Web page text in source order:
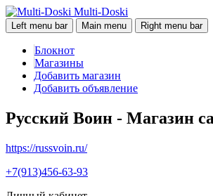
Multi-Doski
Left menu bar Main menu Right menu bar
Блокнот
Магазины
Добавить магазин
Добавить объявление
Русский Воин - Магазин
https://russvoin.ru/
+7(913)456-63-93